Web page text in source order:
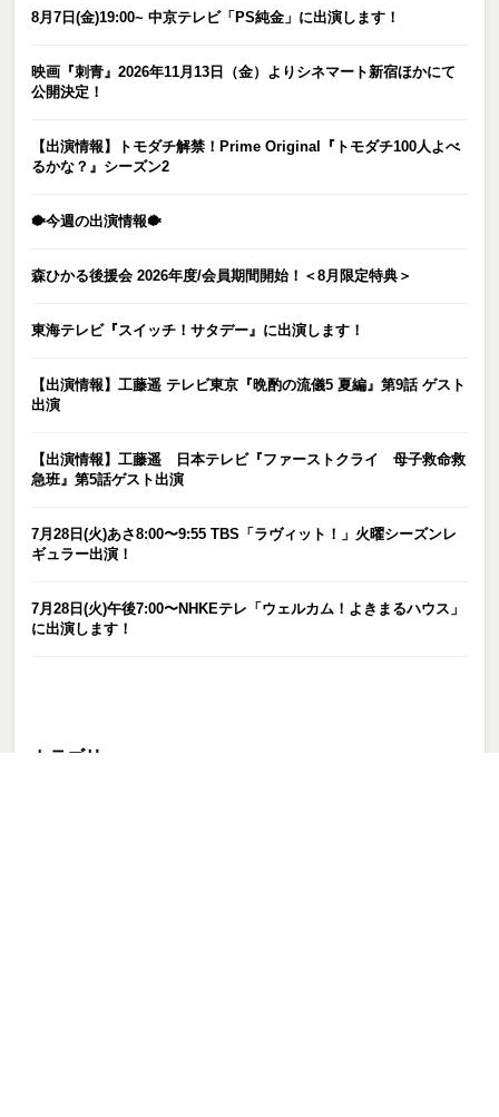
8月7日(金)19:00~ 中京テレビ「PS純金」に出演します！
映画『刺青』2026年11月13日（金）よりシネマート新宿ほかにて
公開決定！
【出演情報】トモダチ解禁！Prime Original『トモダチ100人よべ
るかな？』シーズン2
🐡今週の出演情報🐡
森ひかる後援会 2026年度/会員期間開始！＜8月限定特典＞
東海テレビ『スイッチ！サタデー』に出演します！
【出演情報】工藤遥 テレビ東京『晩酌の流儀5 夏編』第9話 ゲスト
出演
【出演情報】工藤遥 日本テレビ『ファーストクライ 母子救命救
急班』第5話ゲスト出演
7月28日(火)あさ8:00〜9:55 TBS「ラヴィット！」火曜シーズンレ
ギュラー出演！
7月28日(火)午後7:00〜NHKEテレ「ウェルカム！よきまるハウス」
に出演します！
カテゴリー